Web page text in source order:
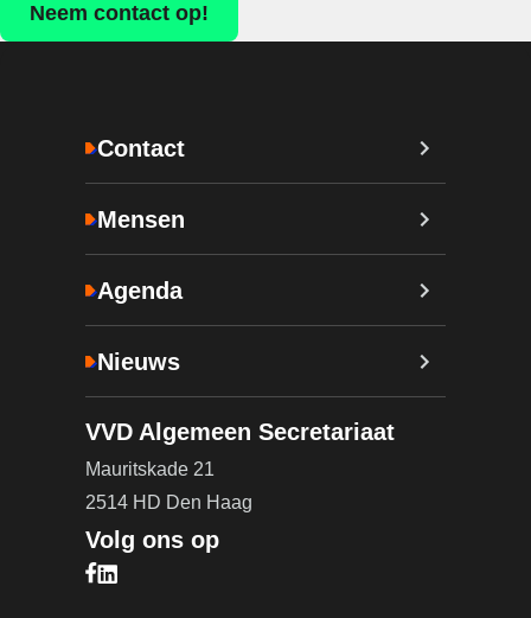
Neem contact op!
Contact
Mensen
Agenda
Nieuws
VVD Algemeen Secretariaat
Mauritskade 21
2514 HD Den Haag
Volg ons op
Bezoek onze Facebook pagina (opent in nieuw
Bezoek onze LinkedIn pagina (opent in nieuw